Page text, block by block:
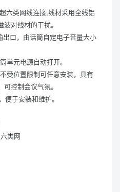
六类网线连接,线材采用全线铝
对线材的干扰。
口，由话筒自定电子音量大小
单元电源自动打开。
受位置限制可任意安装，具有
控制会议气氛。
便于安装和维护。
类网